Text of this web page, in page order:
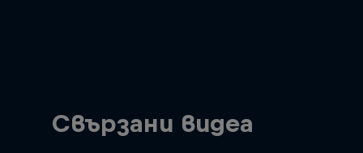
Свързани видеа